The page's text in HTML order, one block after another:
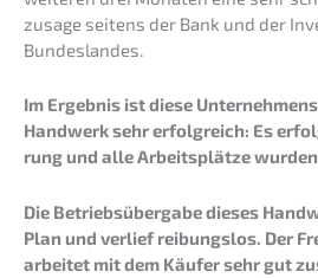
zu­sa­ge seitens der Bank und der
Bundeslandes.
Im Ergeb­nis ist diese
Handwerk sehr erfolg­reich: Es
rung und alle Arbeits­plät­ze
Die Betriebs­über­ga­be dieses
Plan und verlief reibungs­los. Der
arbei­tet mit dem Käufer sehr gut